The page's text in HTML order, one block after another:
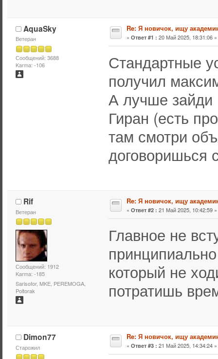
AquaSky
Ветеран
Сообщений: 3688
Karma: -106
Re: Я новичок, ищу
« Ответ #1 : 20 Май 2025, 18:31:06 »
Стандартные
получил
А лучше зайди
Гиран (есть
там смотри
договоришься
Rif
Ветеран
Сообщений: 1912
Karma: -185
Sarisofor, MKE, PEREMOGA,
Poltorak
Re: Я новичок, ищу
« Ответ #2 : 21 Май 2025, 10:42:59 »
Главное не
который не
потратишь
Dimon77
Старожил
Re: Я новичок, ищу
« Ответ #3 : 21 Май 2025, 14:34:24 »